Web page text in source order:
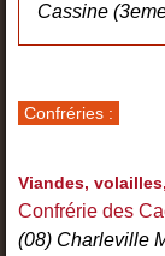
Cassine
Confréries :
Viandes,
Confrérie des
(08) Charleville